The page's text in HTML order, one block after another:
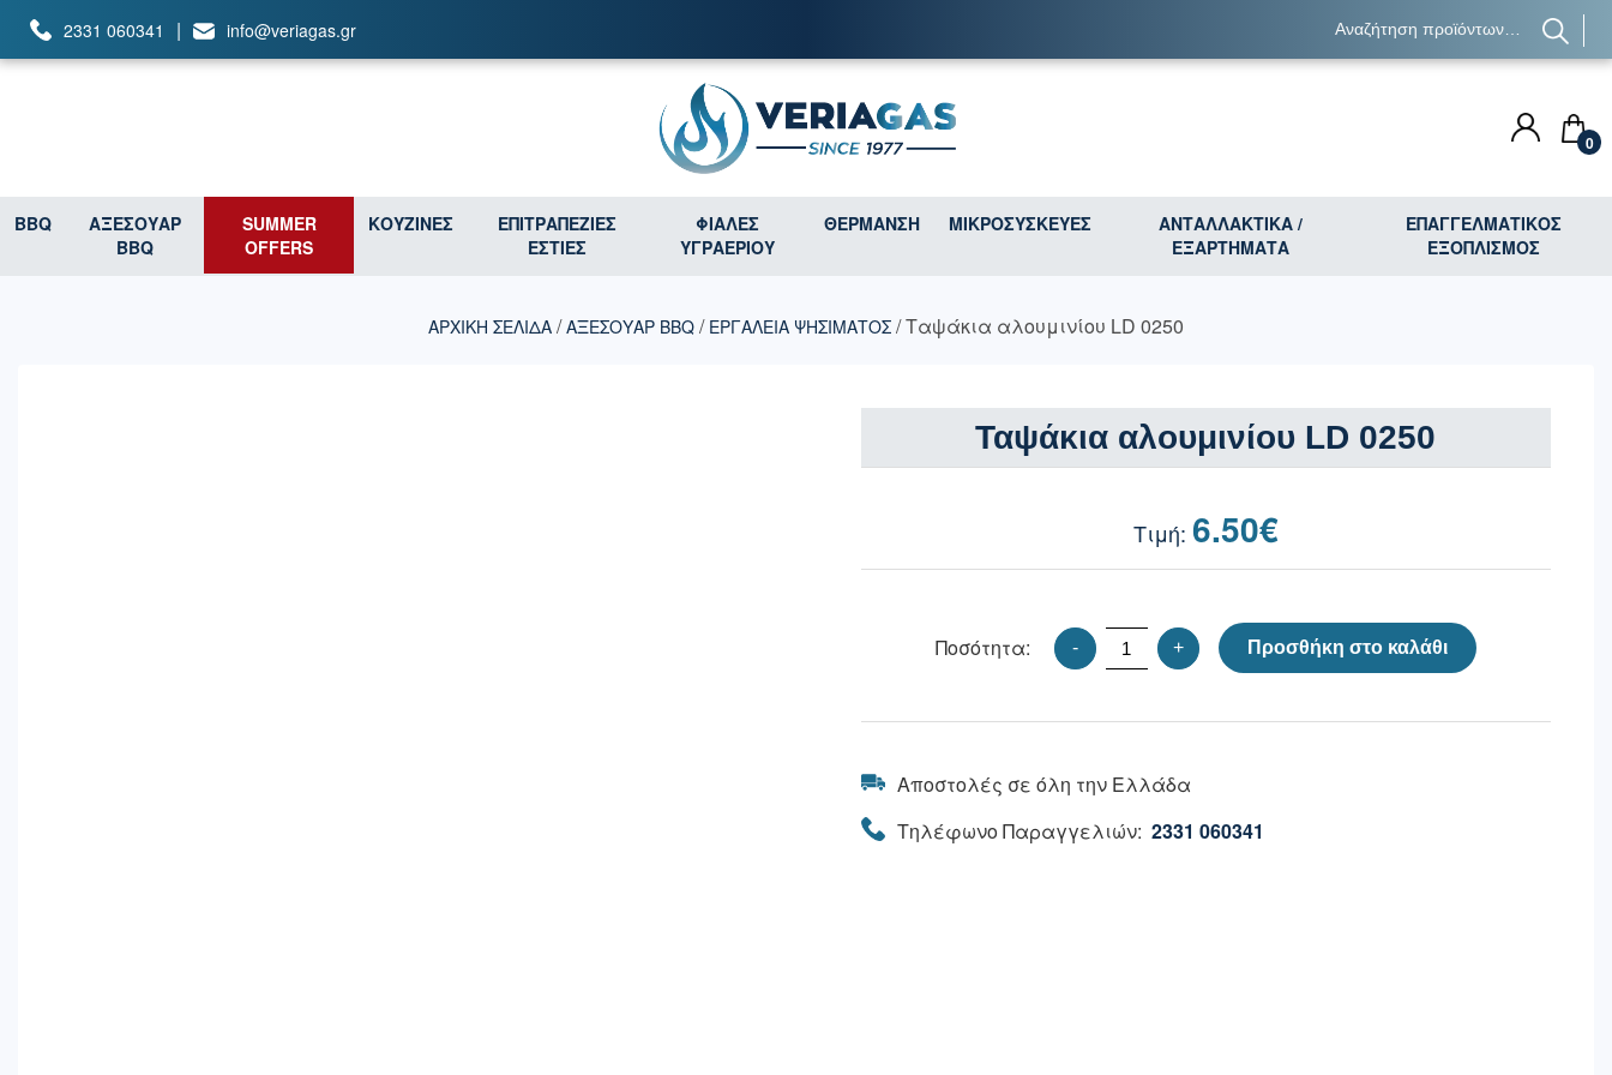
2331 060341 | info@veriagas.gr
0
BBQ
ΑΞΕΣΟΥΑΡ
BBQ
SUMMER
OFFERS
ΚΟΥΖΙΝΕΣ
ΕΠΙΤΡΑΠΕΖΙΕΣ
ΕΣΤΙΕΣ
ΦΙΑΛΕΣ
ΥΓΡΑΕΡΙΟΥ
ΘΕΡΜΑΝΣΗ ΜΙΚΡΟΣΥΣΚΕΥΕΣ
ΑΝΤΑΛΛΑΚΤΙΚΑ /
ΕΞΑΡΤΗΜΑΤΑ
ΕΠΑΓΓΕΛΜΑΤΙΚΟΣ
ΕΞΟΠΛΙΣΜΟΣ
ΑΡΧΙΚΉ ΣΕΛΊΔΑ /ΑΞΕΣΟΥΑΡ BBQ / ΕΡΓΑΛΕΙΑ ΨΗΣΙΜΑΤΟΣ / Ταψάκια αλουμινίου LD 0250
Ταψάκια αλουμινίου LD 0250
6.50€
Ποσότητα: - + Προσθήκη στο καλάθι
Αποστολές σε όλη την Ελλάδα
Τηλέφωνο Παραγγελιών: 2331 060341